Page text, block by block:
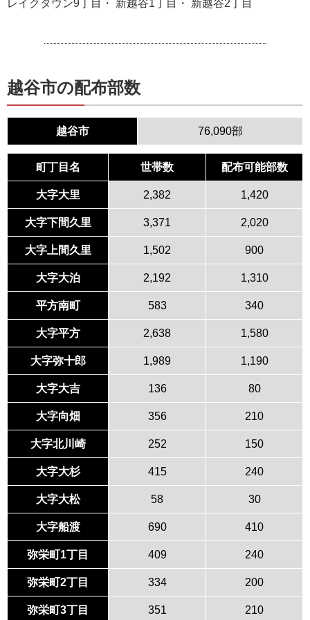
レイクタウン9丁目・ 新越谷1丁目・ 新越谷2丁目
越谷市の配布部数
越谷市 76,090部
町丁目名 世帯数 配布可能部数
大字大里 2,382 1,420
大字下間久里 3,371 2,020
大字上間久里 1,502 900
大字大泊 2,192 1,310
平方南町 583 340
大字平方 2,638 1,580
大字弥十郎 1,989 1,190
大字大吉 136 80
大字向畑 356 210
大字北川崎 252 150
大字大杉 415 240
大字大松 58 30
大字船渡 690 410
弥栄町1丁目 409 240
弥栄町2丁目 334 200
弥栄町3丁目 351 210